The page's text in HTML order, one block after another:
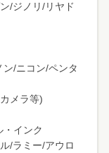
/ジノリ/リヤド
/ニコン/ペンタ
メラ等)
インク
/ラミー/アウロ